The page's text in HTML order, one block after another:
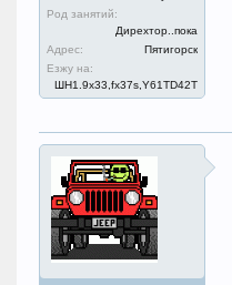
Род занятий:
Дирехтор..пока
Адрес:
Пятигорск
Езжу на:
ШН1.9x33,fx37s,Y61TD42T